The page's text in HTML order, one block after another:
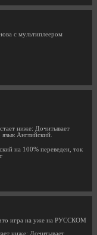
с мультиплеером
ниже: Дочитывает
Английский.
на 100% переведен, ток
что игра на уже на РУССКОМ